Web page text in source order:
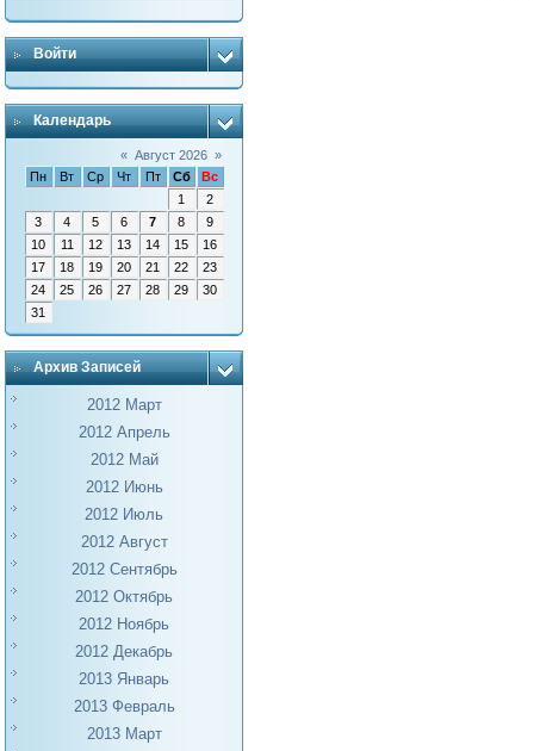
Войти
Календарь
« Август 2026 »
Пн
Вт Ср Чт Пт Сб
Вс
1
2
3
4 5 6 7 8
9
10
11 12 13 14 15
16
17
18 19 20 21 22
23
24
25 26 27 28 29
30
31
Архив Записей
2012 Март
2012 Апрель
2012 Май
2012 Июнь
2012 Июль
2012 Август
2012 Сентябрь
2012 Октябрь
2012 Ноябрь
2012 Декабрь
2013 Январь
2013 Февраль
2013 Март